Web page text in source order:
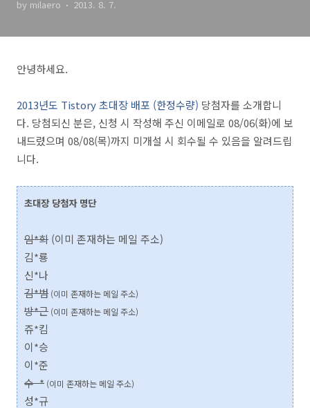
by milaero 2013. 8. 7.
안녕하세요.
2013년도 Tistory 초대장 배포 (한정수량) 당첨자를 소개합니
다. 당첨되신 분은, 신청 시 작성해 주신 이메일로 08/06(화)에 보
내드렸으며 08/08(목)까지 미개설 시 회수될 수 있음을 알려드립
니다.
초대장 당첨자 명단
임*희 (이미 존재하는 메일 주소)
김*룡
신*나
김*범 (이미 존재하는 메일 주소)
방*근 (이미 존재하는 메일 주소)
쥬*킴
이*승
이*준
수 * (이미 존재하는 메일 주소)
성*규